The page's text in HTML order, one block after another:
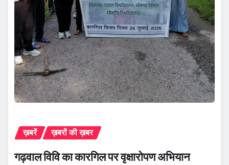
ख़बरें ख़बरों की ख़बर
गढ़वाल विवि का कारगिल पर वृक्षारोपण अभियान